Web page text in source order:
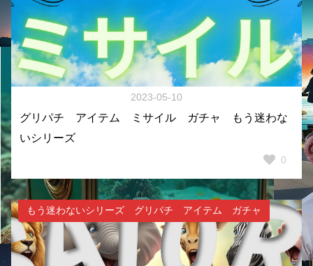
2023-05-10
グリパチ アイテム ミサイル ガチャ もう迷わな
いシリーズ
0
もう迷わないシリーズ グリパチ アイテム ガチャ